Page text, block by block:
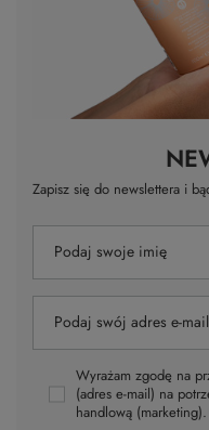
Zapisz się do newslettera i
Podaj swoje imię
Podaj swój adres e-mail
Wyrażam zgodę na
(adres e-mail) na
handlową